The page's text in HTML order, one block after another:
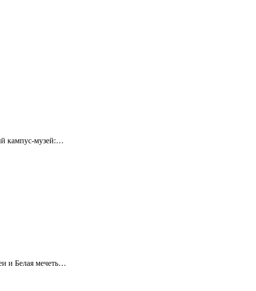
кампус-музей:…
и Белая мечеть…